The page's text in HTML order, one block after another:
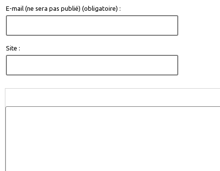
E-mail (ne sera pas publié) (obligatoire) :
Site :